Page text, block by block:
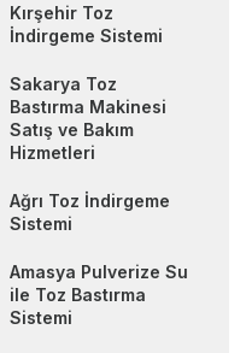
Kırşehir Toz
İndirgeme Sistemi
Sakarya Toz
Bastırma Makinesi
Satış ve Bakım
Hizmetleri
Ağrı Toz İndirgeme
Sistemi
Amasya Pulverize Su
ile Toz Bastırma
Sistemi